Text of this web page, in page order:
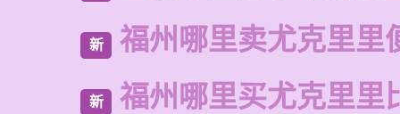
新 福州哪里卖尤克里里
新 福州哪里买尤克里里